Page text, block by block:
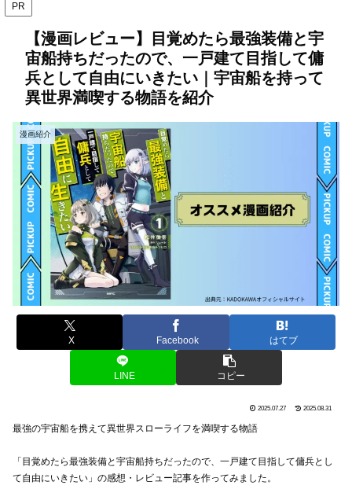
PR
【漫画レビュー】目覚めたら最強装備と宇
宙船持ちだったので、一戸建て目指して傭
兵として自由にいきたい｜宇宙船を持って
異世界満喫する物語を紹介
漫画紹介
X Facebook はてブ
LINE コピー
2025.07.27 2025.08.31
最強の宇宙船を携えて異世界スローライフを満喫する物語
「目覚めたら最強装備と宇宙船持ちだったので、一戸建て目指して傭兵とし
て自由にいきたい」の感想・レビュー記事を作ってみました。